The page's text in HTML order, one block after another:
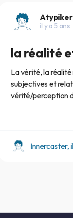
Atypiker
il y a 5 ans
la réalité
La vérité, la
subjectives et
vérité/perception
Innercaster,